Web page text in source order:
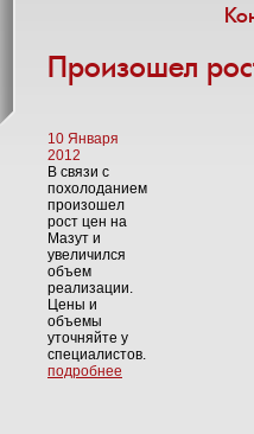
Произошел
10 Января
2012
В связи с
похолоданием
произошел
рост цен на
Мазут и
увеличился
объем
реализации.
Цены и
объемы
уточняйте у
специалистов.
подробнее